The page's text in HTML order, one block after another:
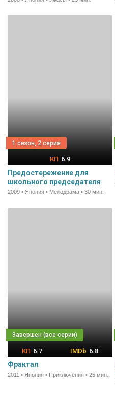
1 сезон, 2 серия
6.9
Предостережение для
школьного председателя
2009 • Япония • Мелодрама • 30 мин.
6.7 6.8
Фрактал
2011 • Япония • Приключения • 25 мин.